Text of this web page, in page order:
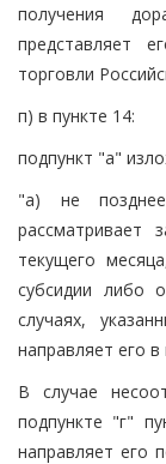
получения
представляет
торговли
п) в пункте 14:
подпункт "а"
"а) не
рассматривает
текущего
субсидии либо
случаях,
направляет его в
В случае
подпункте "г"
направляет его